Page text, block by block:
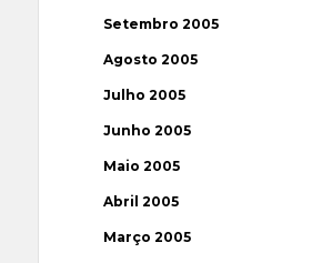
Setembro 2005
Agosto 2005
Julho 2005
Junho 2005
Maio 2005
Abril 2005
Março 2005